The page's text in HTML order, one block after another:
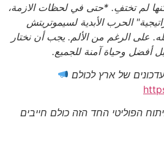
لم تختفِ. *حتى في لحظات الازمة،
الحرب الأبدية لسيموتريتش
على الرغم من الألم. يجب أن نختار
أفضل وحياة آمنة للجميع.
של ארץ לכולם
הפוליטי החד הזה כולם חייבים